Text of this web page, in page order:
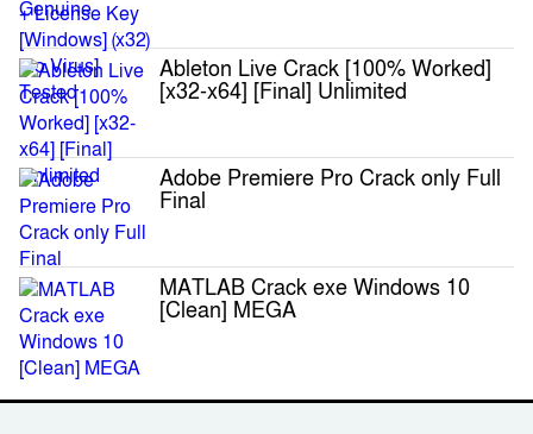
Ableton Live Crack [100% Worked]
[x32-x64] [Final] Unlimited
Adobe Premiere Pro Crack only Full
Final
MATLAB Crack exe Windows 10
[Clean] MEGA